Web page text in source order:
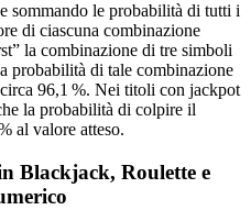
sommando le probabilità di tutti i
di ciascuna combinazione
la combinazione di tre simboli
probabilità di tale combinazione
96,1 %. Nei titoli con jackpot
la probabilità di colpire il
al valore atteso.
Blackjack, Roulette e